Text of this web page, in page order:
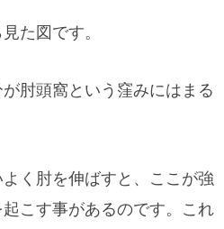
た図です。
肘頭窩という窪みにはまる
く肘を伸ばすと、ここが強
こす事があるのです。これ